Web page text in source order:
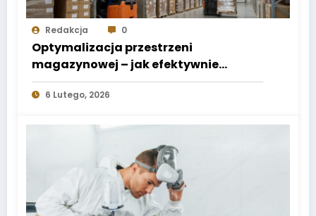
Redakcja 0
Optymalizacja przestrzeni
magazynowej – jak efektywnie
wykorzystać każdy metr
6 Lutego, 2026